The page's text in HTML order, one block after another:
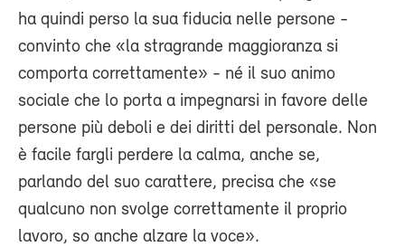
ha quindi perso la sua fiducia nelle persone -
convinto che «la stragrande maggioranza si
comporta correttamente» - né il suo animo
sociale che lo porta a impegnarsi in favore delle
persone più deboli e dei diritti del personale. Non
è facile fargli perdere la calma, anche se,
parlando del suo carattere, precisa che «se
qualcuno non svolge correttamente il proprio
lavoro, so anche alzare la voce».